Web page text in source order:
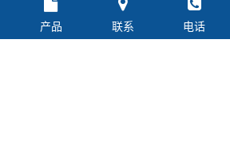
产品 联系 电话